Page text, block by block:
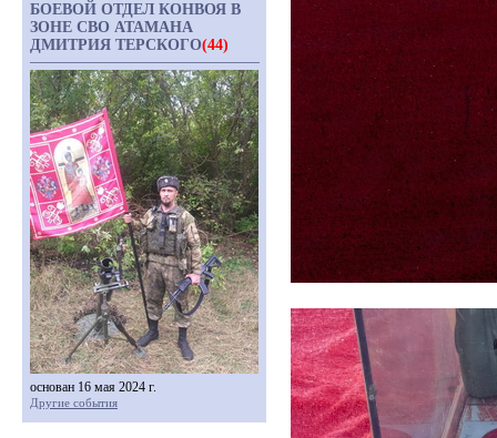
БОЕВОЙ ОТДЕЛ КОНВОЯ В
ЗОНЕ СВО АТАМАНА
ДМИТРИЯ ТЕРСКОГО(44)
основан 16 мая 2024 г.
Другие события